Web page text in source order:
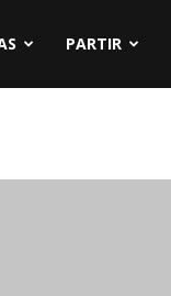
PARTIR